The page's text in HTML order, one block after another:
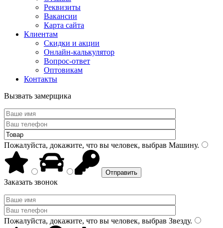
Реквизиты
Вакансии
Карта сайта
Клиентам
Скидки и акции
Онлайн-калькулятор
Вопрос-ответ
Оптовикам
Контакты
Вызвать замерщика
Пожалуйста, докажите, что вы человек, выбрав Машину.
Заказать звонок
Пожалуйста, докажите, что вы человек, выбрав Звезду.